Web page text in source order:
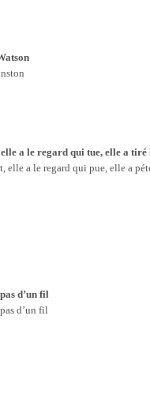
a le regard qui tue, elle a tiré
elle a le regard qui pue, elle a
d’un fil
d’un fil